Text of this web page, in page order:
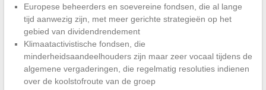
Europese beheerders en soevereine fondsen, die al lange
tijd aanwezig zijn, met meer gerichte strategieën op het
gebied van dividendrendement
Klimaatactivistische fondsen, die
minderheidsaandeelhouders zijn maar zeer vocaal tijdens de
algemene vergaderingen, die regelmatig resoluties indienen
over de koolstofroute van de groep